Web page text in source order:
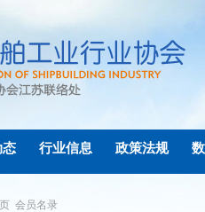
态 行业信息 政策法规
会员名录